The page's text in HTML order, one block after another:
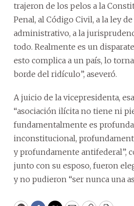
trajeron de los pelos a la
Penal, al Código Civil, a la ley
administrativo, a la
todo. Realmente es un
esto complica a un país, lo
borde del ridículo”, aseveró.
A juicio de la vicepresidenta,
“asociación ilícita no tiene ni
fundamentalmente es
inconstitucional,
y profundamente antifederal”,
junto con su esposo, fueron
y no pudieron “ser nunca una